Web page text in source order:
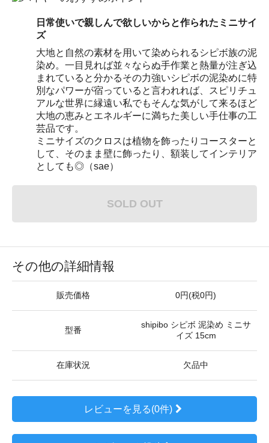
日常使いで親しんで欲しいからと作られたミニサイ
ズ
大地と自然の素材を用いて染められるシピボ族の泥
染め。一目見れば並々ならぬ手作業と熱量が注ぎ込
まれていると分かるその力強いシピボの泥染めに特
別なパワーが宿っていると言われれば、スピリチュ
アルな世界に縁遠い私でもそんな気がして来るほど
大地の恵みとエネルギーに満ちた美しい手仕事の工
芸品です。
ミニサイズのクロスは植物を飾ったりコースターと
して、そのまま壁に飾ったり、額装してインテリア
としても◎（sae）
SOLD OUT
その他の詳細情報
販売価格 0円(税0円)
型番
shipibo シピボ 泥染め ミニサ
イズ 15cm
在庫状況 欠品中
レビューを見る(0件)